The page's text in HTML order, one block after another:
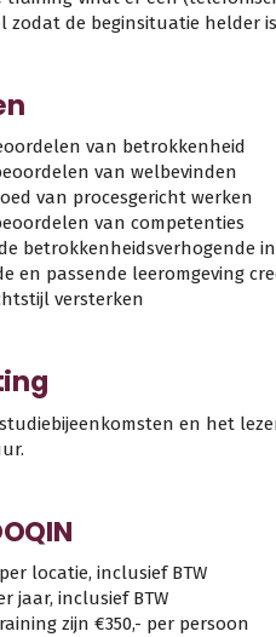
zodat de beginsituatie helder
van betrokkenheid
van welbevinden
van procesgericht werken
van competenties
betrokkenheidsverhogende
en passende leeromgeving
versterken
en het
locatie, inclusief BTW
jaar, inclusief BTW
zijn €350,- per persoon